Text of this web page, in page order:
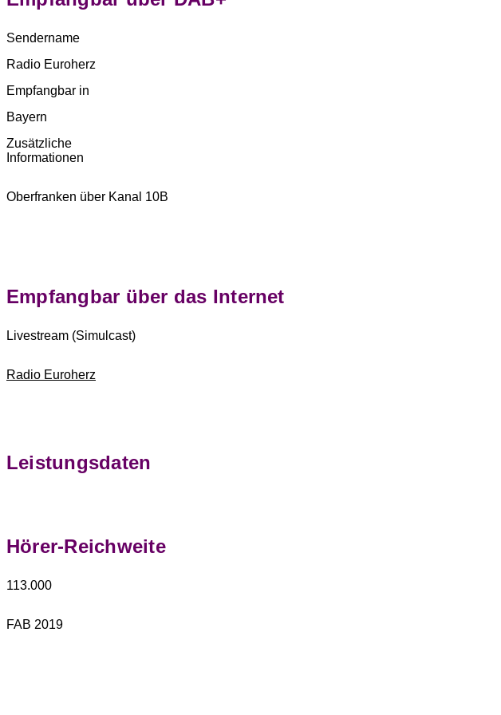
Sendername
Radio Euroherz
Empfangbar in
Bayern
Zusätzliche
Informationen
Oberfranken über Kanal 10B
Empfangbar über das Internet
Livestream (Simulcast)
Radio Euroherz
Leistungsdaten
Hörer-Reichweite
113.000
FAB 2019